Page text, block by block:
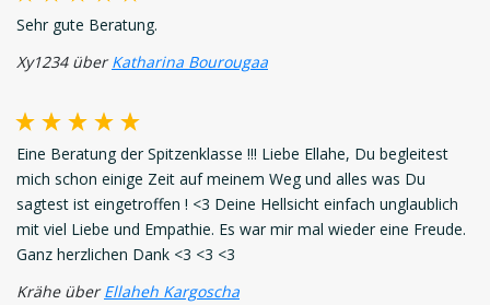
Sehr gute Beratung.
Xy1234 überKatharina Bourougaa
Eine Beratung der Spitzenklasse !!! Liebe Ellahe, Du begleitest
mich schon einige Zeit auf meinem Weg und alles was Du
sagtest ist eingetroffen ! <3 Deine Hellsicht einfach unglaublich
mit viel Liebe und Empathie. Es war mir mal wieder eine Freude.
Ganz herzlichen Dank <3 <3 <3
Krähe überEllaheh Kargoscha